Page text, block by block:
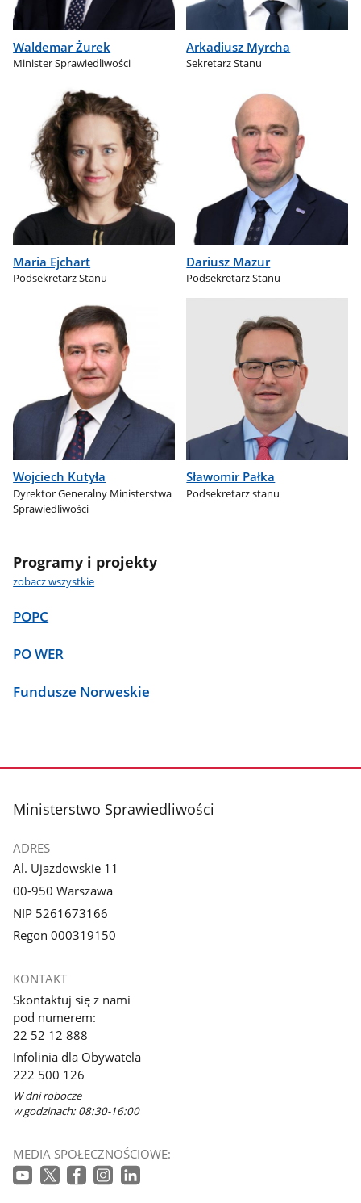
Waldemar Żurek
Minister Sprawiedliwości
Arkadiusz Myrcha
Sekretarz Stanu
Maria Ejchart
Podsekretarz Stanu
Dariusz Mazur
Podsekretarz Stanu
Wojciech Kutyła
Dyrektor Generalny Ministerstwa
Sprawiedliwości
Sławomir Pałka
Podsekretarz stanu
Programy i projekty
zobacz wszystkie
POPC
PO WER
Fundusze Norweskie
stopka
Ministerstwo Sprawiedliwości
ADRES
Al. Ujazdowskie 11
00-950 Warszawa
NIP 5261673166
Regon 000319150
KONTAKT
Skontaktuj się z nami
pod numerem:
22 52 12 888
Infolinia dla Obywatela
222 500 126
W dni robocze
w godzinach: 08:30-16:00
MEDIA SPOŁECZNOŚCIOWE: